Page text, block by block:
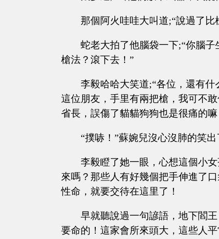
那個阿火哇哇大叫道;“說過了
蛇老大拍了他腦袋一下;“你腦
槍法？滾下去！”
李毅哈哈大笑道;“各位，還有
這位朋友，手里有兩把槍，我可不
省長，誤傷了貓貓狗狗也是很痛的
“撲哧！”蘇婉兒沒心沒肺的笑
李毅瞪了她一眼，心想這個小
來嗎？那些人有好幾個把手伸進了
性命，就要交待在這里了！
早就聽說過一句諺語，地下閻
要命的！這家會所來頭大，這些人